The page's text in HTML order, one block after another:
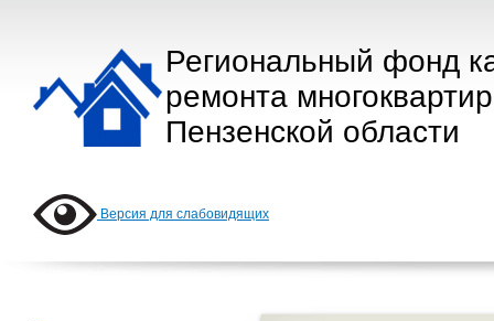
Региональный фонд
ремонта
Пензенской области
Версия для слабовидящих